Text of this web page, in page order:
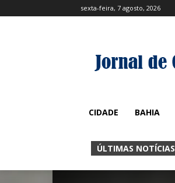
sexta-feira, 7 agosto, 2026
CIDADE BAHIA
ÚLTIMAS NOTÍCIAS